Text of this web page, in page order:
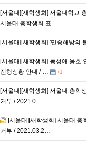
[서울대][새학생회] 서울대학교
서울대 총학생회 표…
[서울대][새학생회] '민중해방의
[서울대][새학생회] 동성애 옹호
진행상황 안내 / …
+1
[서울대][새학생회] 서울대 총학
거부 / 2021.0…
[서울대][새학생회] 서울대
거부 / 2021.03.2…